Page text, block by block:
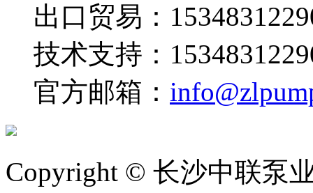
出口贸易：
技术支持：
官方邮箱：
Copyright © 长沙中联泵